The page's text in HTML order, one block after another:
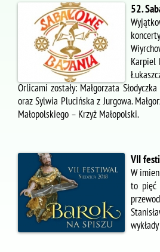
52.
Karpiel
Orlicami zostały: Małgorzata
oraz Sylwia Plucińska z Jurgowa.
Małopolskiego – Krzyż Małopolski.
VII
W
to pięć